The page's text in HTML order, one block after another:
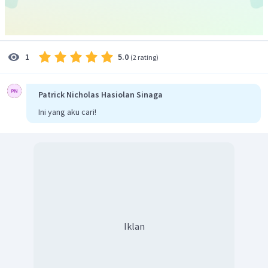
1 5.0 (2 rating)
Patrick Nicholas Hasiolan Sinaga
Ini yang aku cari!
Iklan